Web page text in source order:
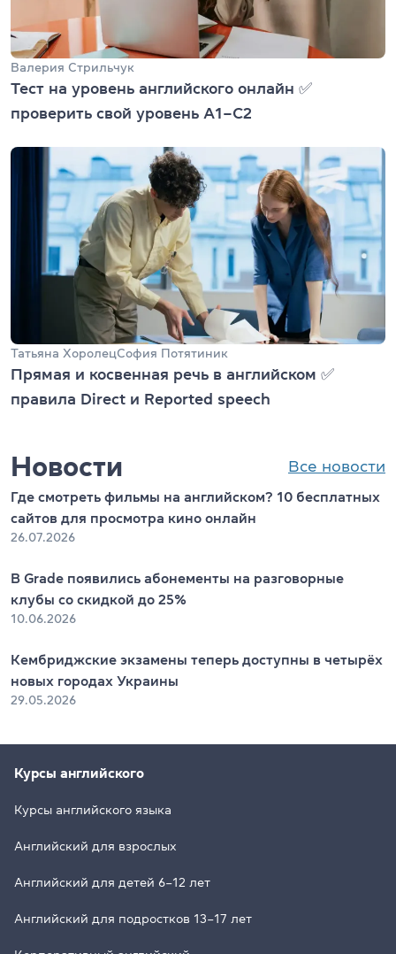
Валерия Стрильчук
Тест на уровень английского онлайн ✅
проверить свой уровень А1–С2
Татьяна ХоролецСофия Потятиник
Прямая и косвенная речь в английском ✅
правила Direct и Reported speech
Новости Все новости
Где смотреть фильмы на английском? 10 бесплатных
сайтов для просмотра кино онлайн
26.07.2026
В Grade появились абонементы на разговорные
клубы со скидкой до 25%
10.06.2026
Кембриджские экзамены теперь доступны в четырёх
новых городах Украины
29.05.2026
Курсы английского
Курсы английского языка
Английский для взрослых
Английский для детей 6–12 лет
Английский для подростков 13–17 лет